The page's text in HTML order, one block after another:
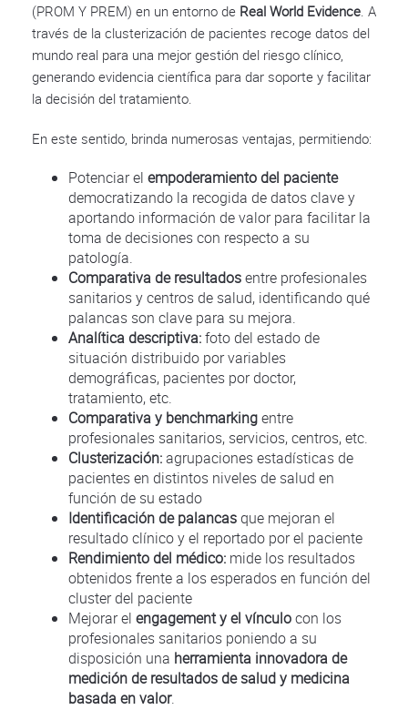
(PROM Y PREM) en un entorno de Real World Evidence. A
través de la clusterización de pacientes recoge datos del
mundo real para una mejor gestión del riesgo clínico,
generando evidencia científica para dar soporte y facilitar
la decisión del tratamiento.
En este sentido, brinda numerosas ventajas, permitiendo:
Potenciar el empoderamiento del paciente
democratizando la recogida de datos clave y
aportando información de valor para facilitar la
toma de decisiones con respecto a su
patología.
Comparativa de resultadosentre profesionales
sanitarios y centros de salud, identificando qué
palancas son clave para su mejora.
Analítica descriptiva:foto del estado de
situación distribuido por variables
demográficas, pacientes por doctor,
tratamiento, etc.
Comparativa y benchmarkingentre
profesionales sanitarios, servicios, centros, etc.
Clusterización:agrupaciones estadísticas de
pacientes en distintos niveles de salud en
función de su estado
Identificación de palancasque mejoran el
resultado clínico y el reportado por el paciente
Rendimiento del médico: mide los resultados
obtenidos frente a los esperados en función del
cluster del paciente
Mejorar el engagement y el vínculocon los
profesionales sanitarios poniendo a su
disposición una herramienta innovadora de
medición de resultados de salud y medicina
basada en valor.